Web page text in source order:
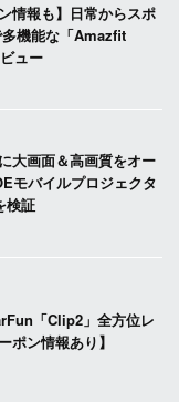
情報も】日常からスポ
機能な「Amazfit
ュー
大画面＆高画質をオー
モバイルプロジェクタ
検証
「Clip2」全方位レ
ポン情報あり】